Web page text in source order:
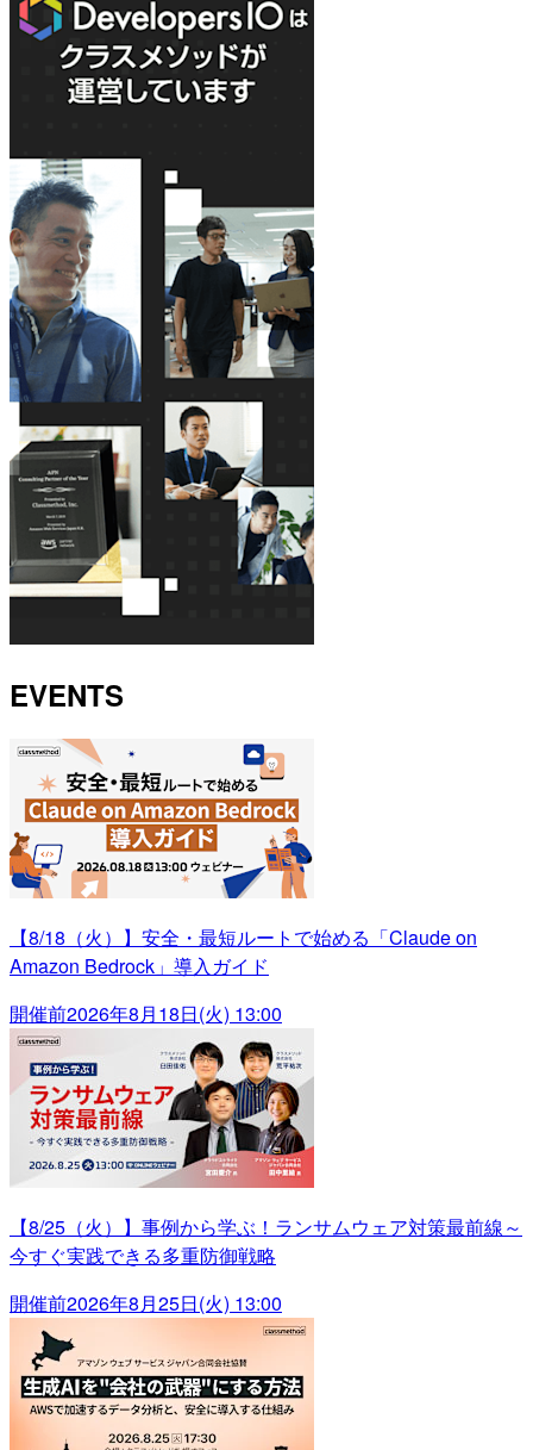
EVENTS
【8/18（火）】安全・最短ルートで始める「Claude on
Amazon Bedrock」導入ガイド
開催前2026年8月18日(火) 13:00
【8/25（火）】事例から学ぶ！ランサムウェア対策最前線～
今すぐ実践できる多重防御戦略
開催前2026年8月25日(火) 13:00